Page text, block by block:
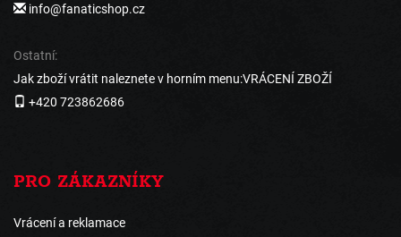
info@fanaticshop.cz
Ostatní:
Jak zboží vrátit naleznete v horním menu:VRÁCENÍ ZBOŽÍ
+420 723862686
PRO ZÁKAZNÍKY
Vrácení a reklamace